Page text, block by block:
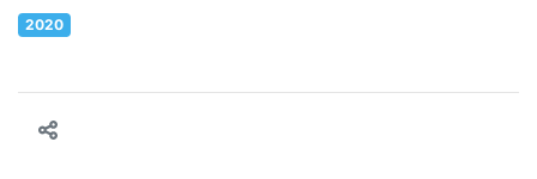
2020